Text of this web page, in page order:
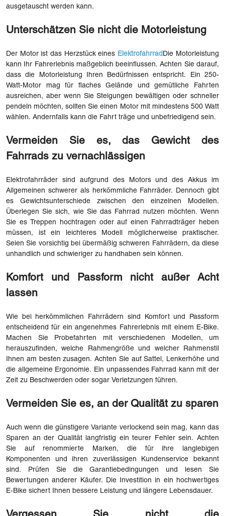
ausgetauscht werden kann.
Unterschätzen Sie nicht die Motorleistung
Der Motor ist das Herzstück eines Elektrofahrrad Die Motorleistung
kann Ihr Fahrerlebnis maßgeblich beeinflussen. Achten Sie darauf,
dass die Motorleistung Ihren Bedürfnissen entspricht. Ein 250-
Watt-Motor mag für flaches Gelände und gemütliche Fahrten
ausreichen, aber wenn Sie Steigungen bewältigen oder schneller
pendeln möchten, sollten Sie einen Motor mit mindestens 500 Watt
wählen. Andernfalls kann die Fahrt träge und unbefriedigend sein.
Vermeiden Sie es, das Gewicht des
Fahrrads zu vernachlässigen
Elektrofahrräder sind aufgrund des Motors und des Akkus im
Allgemeinen schwerer als herkömmliche Fahrräder. Dennoch gibt
es Gewichtsunterschiede zwischen den einzelnen Modellen.
Überlegen Sie sich, wie Sie das Fahrrad nutzen möchten. Wenn
Sie es Treppen hochtragen oder auf einen Fahrradträger heben
müssen, ist ein leichteres Modell möglicherweise praktischer.
Seien Sie vorsichtig bei übermäßig schweren Fahrrädern, da diese
unhandlich und schwieriger zu handhaben sein können.
Komfort und Passform nicht außer Acht
lassen
Wie bei herkömmlichen Fahrrädern sind Komfort und Passform
entscheidend für ein angenehmes Fahrerlebnis mit einem E-Bike.
Machen Sie Probefahrten mit verschiedenen Modellen, um
herauszufinden, welche Rahmengröße und welcher Rahmenstil
Ihnen am besten zusagen. Achten Sie auf Sattel, Lenkerhöhe und
die allgemeine Ergonomie. Ein unpassendes Fahrrad kann mit der
Zeit zu Beschwerden oder sogar Verletzungen führen.
Vermeiden Sie es, an der Qualität zu sparen
Auch wenn die günstigere Variante verlockend sein mag, kann das
Sparen an der Qualität langfristig ein teurer Fehler sein. Achten
Sie auf renommierte Marken, die für ihre langlebigen
Komponenten und ihren zuverlässigen Kundenservice bekannt
sind. Prüfen Sie die Garantiebedingungen und lesen Sie
Bewertungen anderer Käufer. Die Investition in ein hochwertiges
E-Bike sichert Ihnen bessere Leistung und längere Lebensdauer.